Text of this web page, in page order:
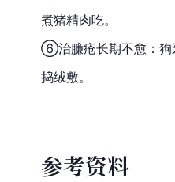
煮猪精肉吃。
⑥治臁疮长期不愈：
捣绒敷。
参考资料